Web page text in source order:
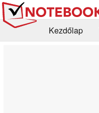
Kezdőlap